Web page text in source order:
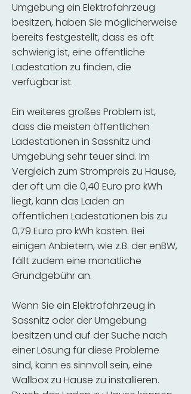
Umgebung ein Elektrofahrzeug
besitzen, haben Sie möglicherweise
bereits festgestellt, dass es oft
schwierig ist, eine öffentliche
Ladestation zu finden, die
verfügbar ist.
Ein weiteres großes Problem ist,
dass die meisten öffentlichen
Ladestationen in Sassnitz und
Umgebung sehr teuer sind. Im
Vergleich zum Strompreis zu Hause,
der oft um die 0,40 Euro pro kWh
liegt, kann das Laden an
öffentlichen Ladestationen bis zu
0,79 Euro pro kWh kosten. Bei
einigen Anbietern, wie z.B. der enBW,
fällt zudem eine monatliche
Grundgebühr an.
Wenn Sie ein Elektrofahrzeug in
Sassnitz oder der Umgebung
besitzen und auf der Suche nach
einer Lösung für diese Probleme
sind, kann es sinnvoll sein, eine
Wallbox zu Hause zu installieren.